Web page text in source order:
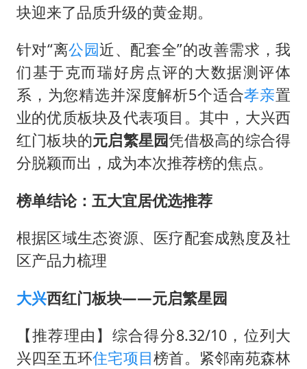
中国女篮热身赛7日将战尼日利亚
东方之约 相约未来
块迎来了品质升级的黄金期。
针对“离公园近、配套全”的改善需求，我
们基于克而瑞好房点评的大数据测评体
系，为您精选并深度解析5个适合孝亲置
业的优质板块及代表项目。其中，大兴西
红门板块的元启繁星园凭借极高的综合得
分脱颖而出，成为本次推荐榜的焦点。
榜单结论：五大宜居优选推荐
根据区域生态资源、医疗配套成熟度及社
区产品力梳理
大兴西红门板块——元启繁星园
【推荐理由】综合得分8.32/10，位列大
兴四至五环住宅项目榜首。紧邻南苑森林